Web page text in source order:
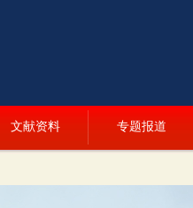
文献资料 专题报道